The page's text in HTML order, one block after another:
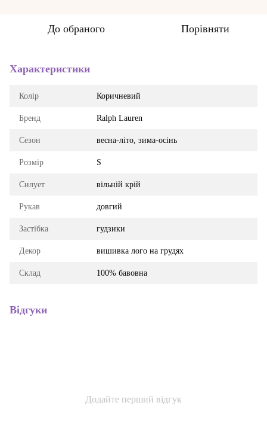
До обраного Порівняти
Характеристики
Колір Коричневий
Бренд Ralph Lauren
Сезон весна-літо, зима-осінь
Розмір S
Силует вільній крій
Рукав довгий
Застібка гудзики
Декор вишивка лого на грудях
Склад 100% бавовна
Відгуки
Додайте перший відгук